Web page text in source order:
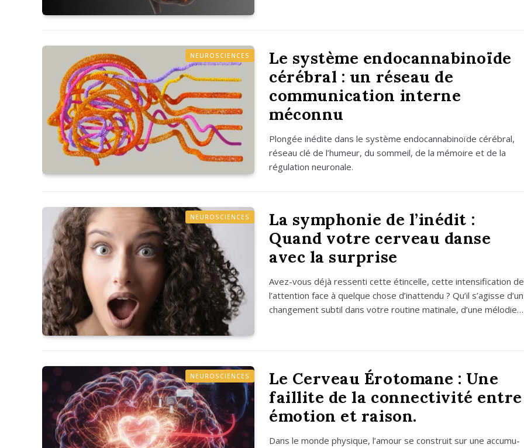
NEUROSCIENCES
Le système endocannabinoïde
cérébral : un réseau de
communication interne
méconnu
Plon­gée inédite dans le sys­tème endo­can­na­bi­noïde céré­bral,
réseau clé de l’humeur, du som­meil, de la mémoire et de la
régu­la­tion neu­ro­nale.
NEUROSCIENCES
La symphonie de l’inédit :
Quand votre cerveau danse
avec la surprise
Avez-vous déjà res­sen­ti cette étin­celle, cette inten­si­fi­ca­tion de
l’attention face à quelque chose d’inattendu ? Qu’il s’agisse d’un
chan­ge­ment sub­til dans votre rou­tine mati­nale, d’une mélo­die…
NEUROSCIENCES
Le Cerveau Érotomane : Une
faillite de la connectivité entre
émotion et raison.
Dans le monde phy­sique, l’amour se construit sur une accu­mu­